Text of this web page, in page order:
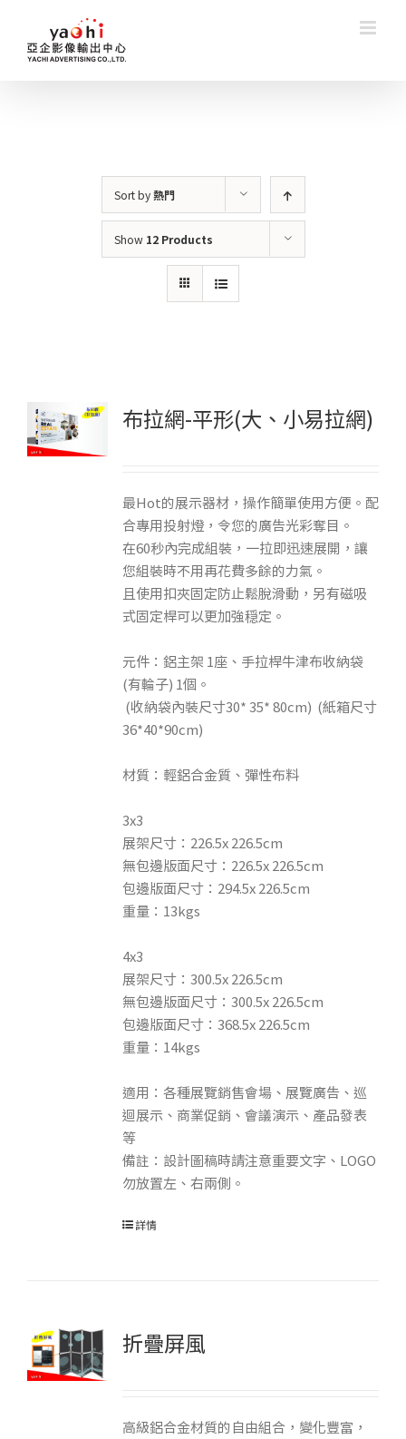
content
Sort by熱門
Show 12 Products
布拉網-平形(大、小易拉網)
最Hot的展示器材，操作簡單使用方便。配
合專用投射燈，令您的廣告光彩奪目。
在60秒內完成組裝，一拉即迅速展開，讓
您組裝時不用再花費多餘的力氣。
且使用扣夾固定防止鬆脫滑動，另有磁吸
式固定桿可以更加強穏定。
元件：鋁主架 1座、手拉桿牛津布收納袋
(有輪子) 1個。
(收納袋內裝尺寸30* 35* 80cm) (紙箱尺寸
36*40*90cm)
材質：輕鋁合金質、彈性布料
3x3
展架尺寸：226.5x 226.5cm
無包邊版面尺寸：226.5x 226.5cm
包邊版面尺寸：294.5x 226.5cm
重量：13kgs
4x3
展架尺寸：300.5x 226.5cm
無包邊版面尺寸：300.5x 226.5cm
包邊版面尺寸：368.5x 226.5cm
重量：14kgs
適用：各種展覽銷售會場、展覽廣告、巡
迴展示、商業促銷、會議演示、產品發表
等
備註：設計圖稿時請注意重要文字、LOGO
勿放置左、右兩側。
詳情
折疊屏風
高級鋁合金材質的自由組合，變化豐富，